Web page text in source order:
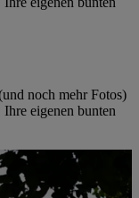
noch mehr Fotos)
eigenen bunten